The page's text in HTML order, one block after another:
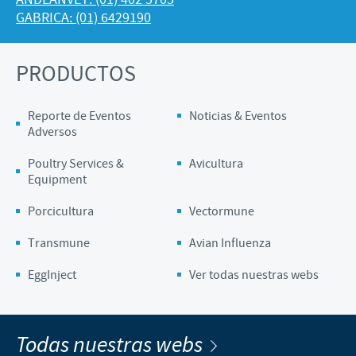
GABRICA: (01) 6429190
PRODUCTOS
Reporte de Eventos
Adversos
Noticias & Eventos
Poultry Services &
Equipment
Avicultura
Porcicultura
Vectormune
Transmune
Avian Influenza
EggInject
Ver todas nuestras webs
Todas nuestras webs